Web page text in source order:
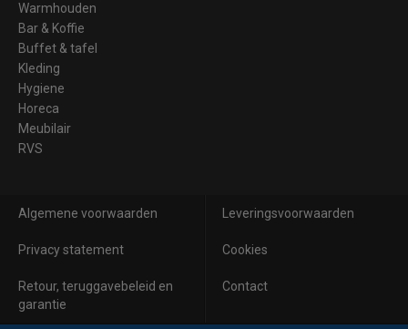
Warmhouden
Bar & Koffie
Buffet & tafel
Kleding
Hygiene
Horeca
Meubilair
RVS
Algemene voorwaarden Leveringsvoorwaarden
Privacy statement Cookies
Retour, teruggavebeleid en
garantie
Contact